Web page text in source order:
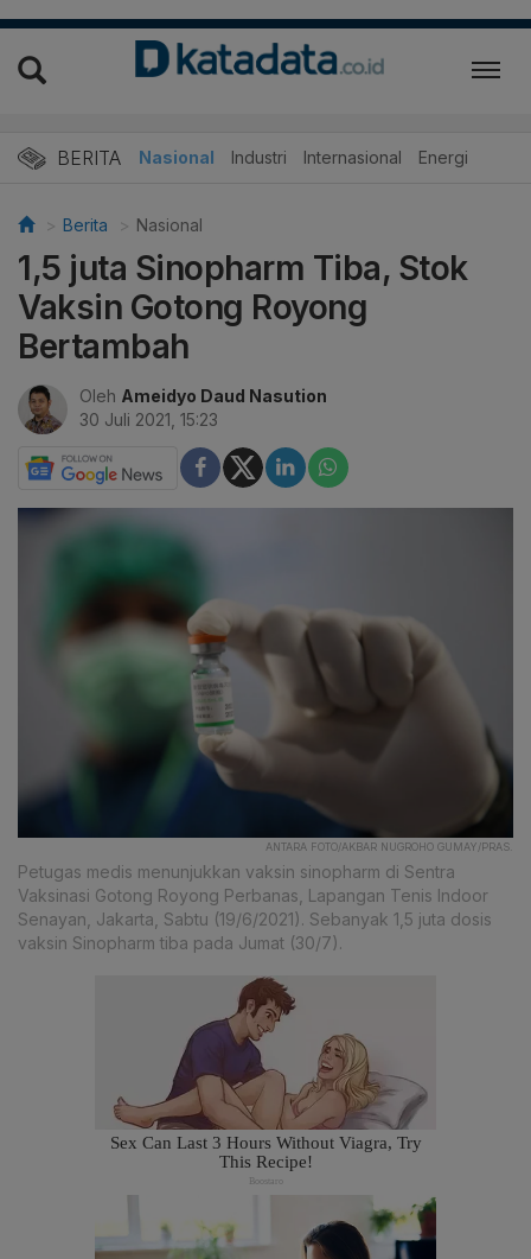
BERITA Nasional Industri Internasional Energi
Berita Nasional
1,5 juta Sinopharm Tiba, Stok
Vaksin Gotong Royong
Bertambah
Oleh Ameidyo Daud Nasution
30 Juli 2021, 15:23
ANTARA FOTO/AKBAR NUGROHO GUMAY/PRAS.
Petugas medis menunjukkan vaksin sinopharm di Sentra
Vaksinasi Gotong Royong Perbanas, Lapangan Tenis Indoor
Senayan, Jakarta, Sabtu (19/6/2021). Sebanyak 1,5 juta dosis
vaksin Sinopharm tiba pada Jumat (30/7).